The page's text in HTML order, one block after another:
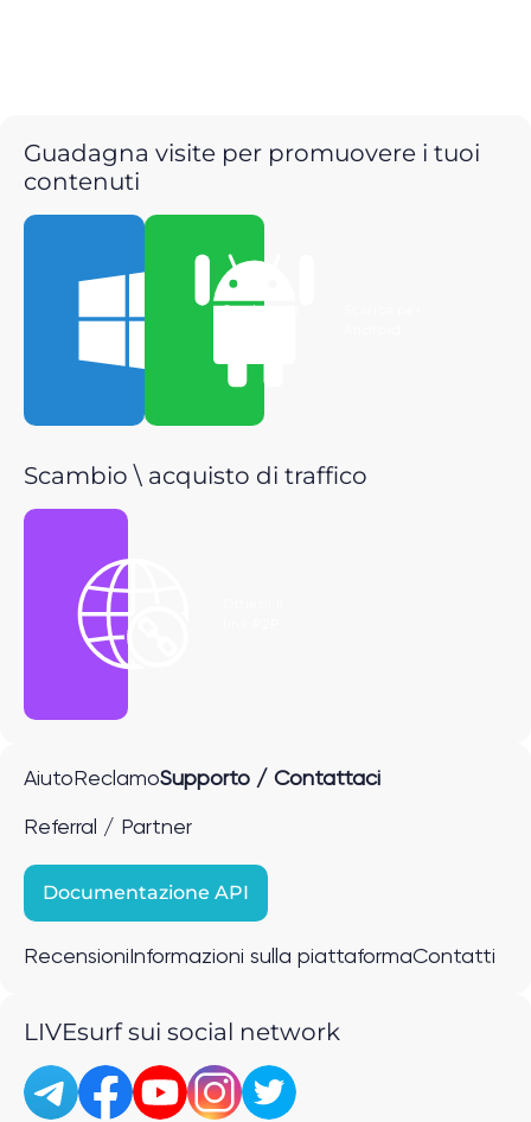
Guadagna visite per promuovere i tuoi
contenuti
Scarica per
Scambio \ acquisto di traffico
Aiuto ReclamoSupporto / Contattaci
Referral / Partner
Documentazione API
Recensioni Informazioni sulla piattaformaContatti
LIVEsurf sui social network